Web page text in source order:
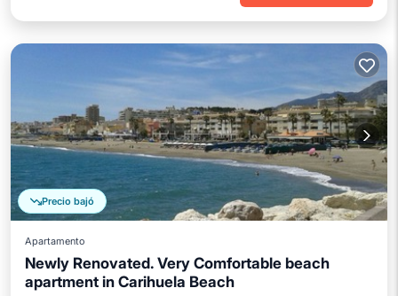
Precio bajó
Apartamento
Newly Renovated. Very Comfortable beach
apartment in Carihuela Beach